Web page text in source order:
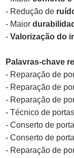
- Redução de
- Maior
- Valorização do
Palavras-chave
- Reparação de
- Reparação de
- Reparação de
- Técnico de
- Conserto de
- Conserto de
- Reparação de